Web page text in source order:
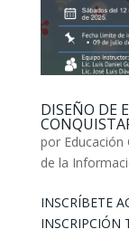
DISEÑO DE
por Educación
de la
INSCRÍBETE
INSCRIPCIÓN